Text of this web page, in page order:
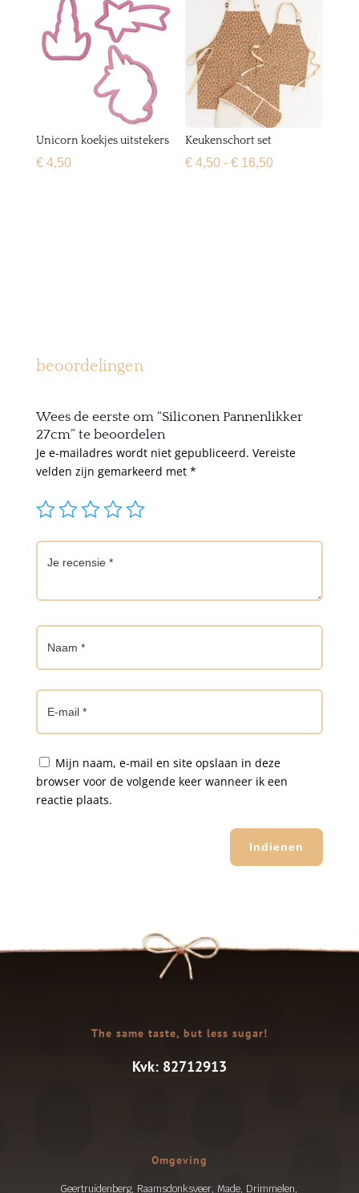
Unicorn koekjes uitstekers
€4,50
Keukenschort set
€ 4,50 - € 16,50Prijsklasse:
beoordelingen
Wees de eerste om “Siliconen Pannenlikker
27cm” te beoordelen
Je e-mailadres wordt niet gepubliceerd. Vereiste
velden zijn gemarkeerd met *
Mijn naam, e-mail en site opslaan in deze
browser voor de volgende keer wanneer ik een
reactie plaats.
Indienen
The same taste, but less sugar!
Kvk: 82712913
Omgeving
Geertruidenberg, Raamsdonksveer, Made, Drimmelen,